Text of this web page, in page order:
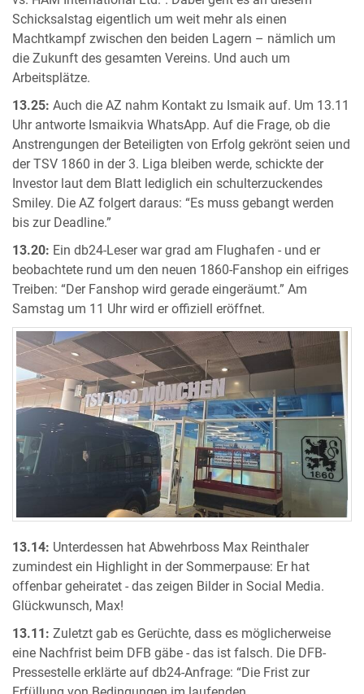
Schicksalstag eigentlich um weit mehr als einen
Machtkampf zwischen den beiden Lagern – nämlich um
die Zukunft des gesamten Vereins. Und auch um
Arbeitsplätze.
13.25: Auch die AZ nahm Kontakt zu Ismaik auf. Um 13.11
Uhr antworte Ismaikvia WhatsApp. Auf die Frage, ob die
Anstrengungen der Beteiligten von Erfolg gekrönt seien und
der TSV 1860 in der 3. Liga bleiben werde, schickte der
Investor laut dem Blatt lediglich ein schulterzuckendes
Smiley. Die AZ folgert daraus: “Es muss gebangt werden
bis zur Deadline.”
13.20: Ein db24-Leser war grad am Flughafen - und er
beobachtete rund um den neuen 1860-Fanshop ein eifriges
Treiben: “Der Fanshop wird gerade eingeräumt.” Am
Samstag um 11 Uhr wird er offiziell eröffnet.
13.14: Unterdessen hat Abwehrboss Max Reinthaler
zumindest ein Highlight in der Sommerpause: Er hat
offenbar geheiratet - das zeigen Bilder in Social Media.
Glückwunsch, Max!
13.11: Zuletzt gab es Gerüchte, dass es möglicherweise
eine Nachfrist beim DFB gäbe - das ist falsch. Die DFB-
Pressestelle erklärte auf db24-Anfrage: “Die Frist zur